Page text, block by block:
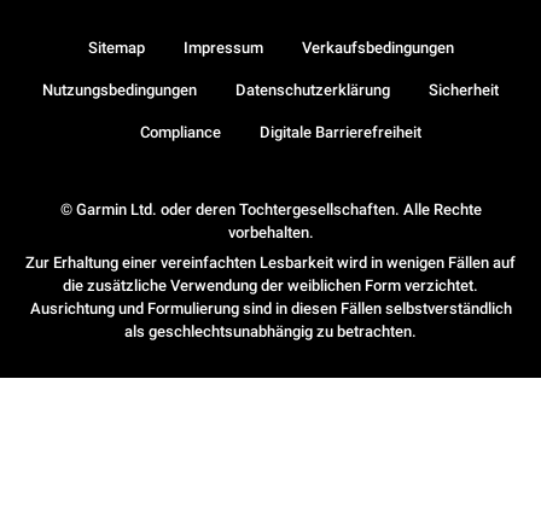
© Garmin Ltd. oder deren Tochtergesellschaften. Alle Rechte
vorbehalten.
Zur Erhaltung einer vereinfachten Lesbarkeit wird in wenigen Fällen auf
die zusätzliche Verwendung der weiblichen Form verzichtet.
Ausrichtung und Formulierung sind in diesen Fällen selbstverständlich
als geschlechtsunabhängig zu betrachten.
Sitemap Impressum Verkaufsbedingungen
Nutzungsbedingungen Datenschutzerklärung Sicherheit
Compliance Digitale Barrierefreiheit